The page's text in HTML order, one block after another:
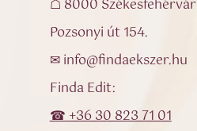
☖ 8000 Székesfehérvár
Pozsonyi út 154.
✉ info@findaekszer.hu
Finda Edit:
☎ +36 30 823 71 01